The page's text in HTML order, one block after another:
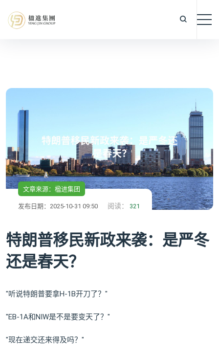
文章来源：楹进集团
发布日期：2025-10-31 09:50 阅读： 321
特朗普移民新政来袭：是严冬
还是春天？
"听说特朗普要拿H-1B开刀了？"
"EB-1A和NIW是不是要变天了？"
"现在递交还来得及吗？"